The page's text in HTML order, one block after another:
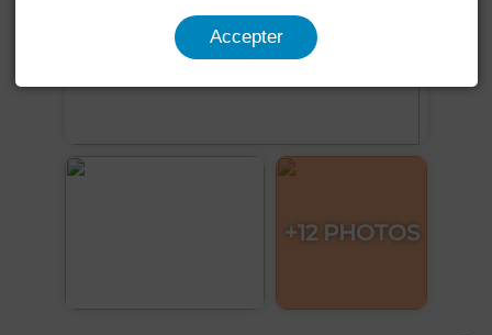
+12 PHOTOS
Accepter